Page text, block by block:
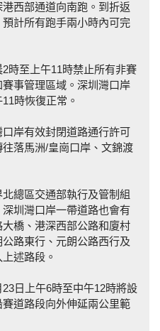
西部通道向南跑。到折返
計所有跑手兩小時內可完
時至上午11時禁止所有非賽
事管理區域。深圳灣口岸
時恢復正常。
岸有效封閉道路通行許可
落馬洲/皇崗口岸、文錦渡
總區交通部執行及管制組
圳灣口岸一帶道路也會有
橋、港深西部公路和廈村
路東行、元朗公路西行及
述路段。
日上午6時至中午12時將設
道路段向外伸延兩公里範